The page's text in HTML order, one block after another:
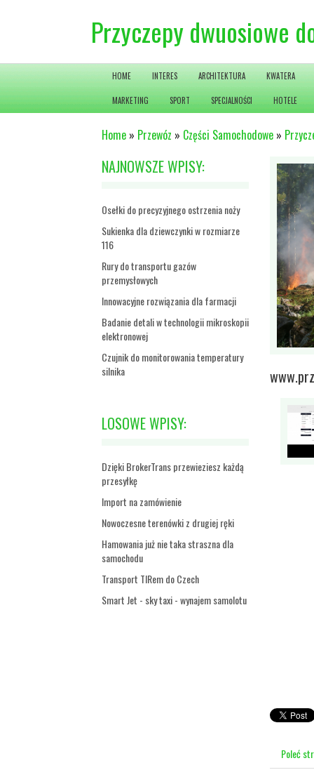
Przyczepy dwuosiowe
HOME INTERES ARCHITEKTURA KWATERA
MARKETING SPORT SPECJALNOŚCI HOTELE
Home » Przewóz » Części Samochodowe »
NAJNOWSZE WPISY:
Osełki do precyzyjnego ostrzenia noży
Sukienka dla dziewczynki w rozmiarze
116
Rury do transportu gazów
przemysłowych
Innowacyjne rozwiązania dla farmacji
Badanie detali w technologii mikroskopii
elektronowej
Czujnik do monitorowania temperatury
silnika
LOSOWE WPISY:
Dzięki BrokerTrans przewieziesz każdą
przesyłkę
Import na zamówienie
Nowoczesne terenówki z drugiej ręki
Hamowania już nie taka straszna dla
samochodu
Transport TIRem do Czech
Smart Jet - sky taxi - wynajem samolotu
Poleć